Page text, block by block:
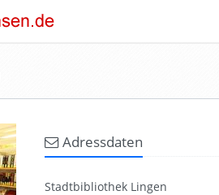
Adressdaten
Stadtbibliothek Lingen